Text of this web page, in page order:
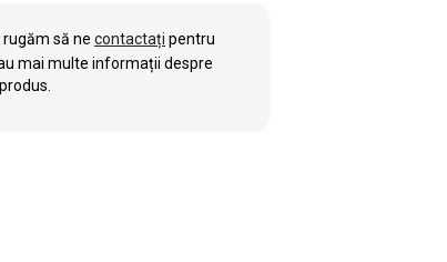
rugăm să ne contactați pentru
mai multe informații despre